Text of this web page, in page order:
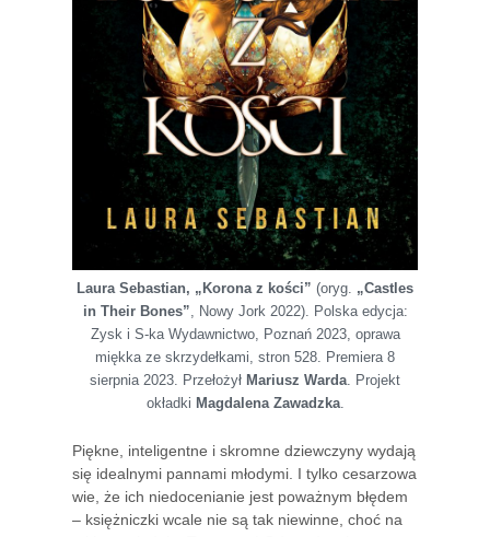
Laura Sebastian, „Korona z kości” (oryg. „Castles
in Their Bones”, Nowy Jork 2022). Polska edycja:
Zysk i S-ka Wydawnictwo, Poznań 2023, oprawa
miękka ze skrzydełkami, stron 528. Premiera 8
sierpnia 2023. Przełożył Mariusz Warda. Projekt
okładki Magdalena Zawadzka.
Piękne, inteligentne i skromne dziewczyny wydają
się idealnymi pannami młodymi. I tylko cesarzowa
wie, że ich niedocenianie jest poważnym błędem
– księżniczki wcale nie są tak niewinne, choć na